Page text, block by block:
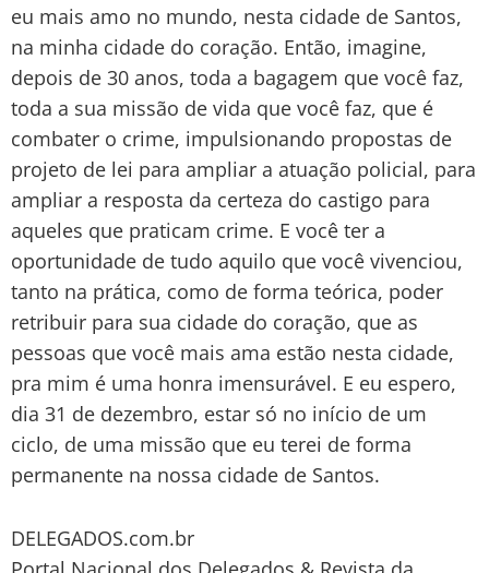
eu mais amo no mundo, nesta cidade de Santos,
na minha cidade do coração. Então, imagine,
depois de 30 anos, toda a bagagem que você faz,
toda a sua missão de vida que você faz, que é
combater o crime, impulsionando propostas de
projeto de lei para ampliar a atuação policial, para
ampliar a resposta da certeza do castigo para
aqueles que praticam crime. E você ter a
oportunidade de tudo aquilo que você vivenciou,
tanto na prática, como de forma teórica, poder
retribuir para sua cidade do coração, que as
pessoas que você mais ama estão nesta cidade,
pra mim é uma honra imensurável. E eu espero,
dia 31 de dezembro, estar só no início de um
ciclo, de uma missão que eu terei de forma
permanente na nossa cidade de Santos.
DELEGADOS.com.br